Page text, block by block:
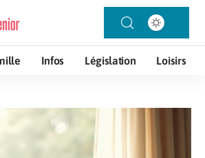
Infos Législation Loisirs